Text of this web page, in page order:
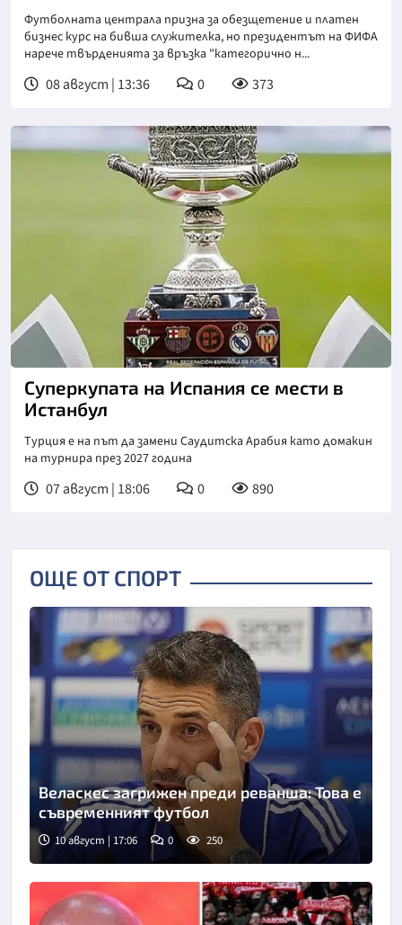
Футболната централа призна за обезщетение и платен
бизнес курс на бивша служителка, но президентът на ФИФА
нарече твърденията за връзка "категорично н...
08 август | 13:36 0 373
Снимка: X/Twitter
Суперкупата на Испания се мести в
Истанбул
Турция е на път да замени Саудитска Арабия като домакин
на турнира през 2027 година
07 август | 18:06 0 890
ОЩЕ ОТ СПОРТ
Веласкес загрижен преди реванша: Това е
съвременният футбол
10 август | 17:06 0 250